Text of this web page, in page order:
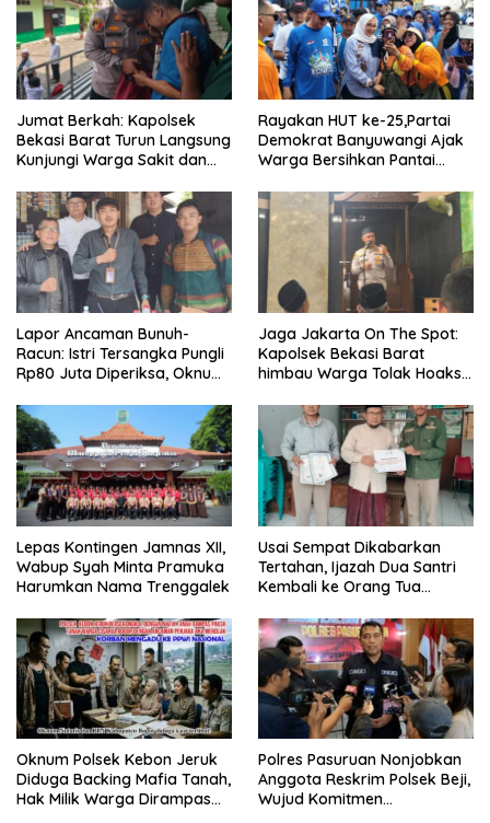
Jumat Berkah: Kapolsek
Bekasi Barat Turun Langsung
Kunjungi Warga Sakit dan
Rayakan HUT ke-25,Partai
Demokrat Banyuwangi Ajak
Warga Bersihkan Pantai
Lapor Ancaman Bunuh-
Racun: Istri Tersangka Pungli
Rp80 Juta Diperiksa, Oknum
Disdagperin
Jaga Jakarta On The Spot:
Kapolsek Bekasi Barat
himbau Warga Tolak Hoaks
Sholat Jumat
Lepas Kontingen Jamnas XII,
Wabup Syah Minta Pramuka
Harumkan Nama Trenggalek
Usai Sempat Dikabarkan
Tertahan, Ijazah Dua Santri
Kembali ke Orang Tua
Oknum Polsek Kebon Jeruk
Diduga Backing Mafia Tanah,
Hak Milik Warga Dirampas
Polres Pasuruan Nonjobkan
Anggota Reskrim Polsek Beji,
Wujud Komitmen